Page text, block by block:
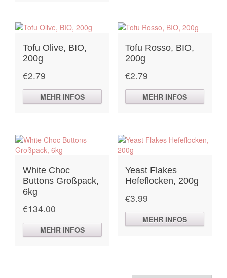
Tofu Olive, BIO,
200g
€2.79
MEHR INFOS
Tofu Rosso, BIO,
200g
€2.79
MEHR INFOS
White Choc
Buttons Großpack,
6kg
€134.00
MEHR INFOS
Yeast Flakes
Hefeflocken, 200g
€3.99
MEHR INFOS